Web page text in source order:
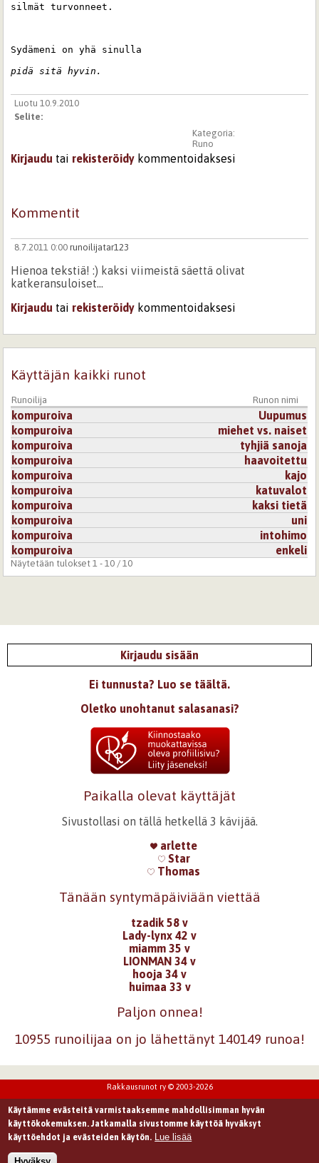
silmät turvonneet.
Sydämeni on yhä sinulla
pidä sitä hyvin.
Luotu 10.9.2010
Selite:
Kategoria:
Runo
Kirjaudu tai rekisteröidy kommentoidaksesi
Kommentit
8.7.2011 0:00 runoilijatar123
Hienoa tekstiä! :) kaksi viimeistä säettä olivat
katkeransuloiset...
Kirjaudu tai rekisteröidy kommentoidaksesi
Käyttäjän kaikki runot
Runoilija Runon nimi
kompuroiva
Uupumus
kompuroiva
miehet vs. naiset
kompuroiva
tyhjiä sanoja
kompuroiva
haavoitettu
kompuroiva
kajo
kompuroiva
katuvalot
kompuroiva
kaksi tietä
kompuroiva
uni
kompuroiva
intohimo
kompuroiva
enkeli
Näytetään tulokset 1 - 10 / 10
Kirjaudu sisään
Ei tunnusta? Luo se täältä.
Oletko unohtanut salasanasi?
Paikalla olevat käyttäjät
Sivustollasi on tällä hetkellä 3 kävijää.
arlette
Star
Thomas
Tänään syntymäpäiviään viettää
tzadik 58 v
Lady-lynx 42 v
miamm 35 v
LIONMAN 34 v
hooja 34 v
huimaa 33 v
Paljon onnea!
10955 runoilijaa on jo lähettänyt 140149 runoa!
Rakkausrunot ry © 2003-2026
Käytämme evästeitä varmistaaksemme mahdollisimman hyvän
käyttökokemuksen. Jatkamalla sivustomme käyttöä hyväksyt
käyttöehdot ja evästeiden käytön. Lue lisää